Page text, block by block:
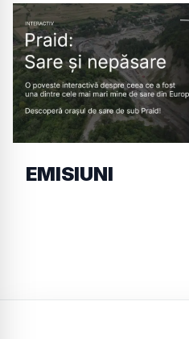
EMISIUNI